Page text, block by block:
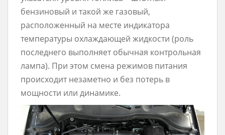
бензиновый и такой же газовый,
расположенный на месте индикатора
температуры охлаждающей жидкости (роль
последнего выполняет обычная контрольная
лампа). При этом смена режимов питания
происходит незаметно и без потерь в
мощности или динамике.